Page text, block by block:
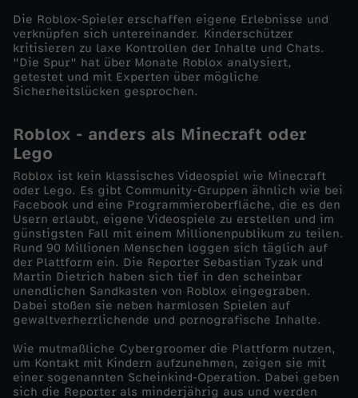
n
z
e
l
d
o
k
u
s
-
Die Roblox-Spieler erschaffen eigene Erlebnisse und
verknüpfen sich untereinander. Kinderschützer
kritisieren zu laxe Kontrollen der Inhalte und Chats.
"Die Spur" hat über Monate Roblox analysiert,
getestet und mit Experten über mögliche
Sicherheitslücken gesprochen.
Roblox - anders als Minecraft oder
Lego
Roblox ist kein klassisches Videospiel wie Minecraft
oder Lego. Es gibt Community-Gruppen ähnlich wie bei
Facebook und eine Programmieroberfläche, die es den
Usern erlaubt, eigene Videospiele zu erstellen und im
günstigsten Fall mit einem Millionenpublikum zu teilen.
Rund 90 Millionen Menschen loggen sich täglich auf
der Plattform ein. Die Reporter Sebastian Tyzak und
Martin Dietrich haben sich tief in den scheinbar
unendlichen Sandkasten von Roblox eingegraben.
Dabei stoßen sie neben harmlosen Spielen auf
gewaltverherrlichende und pornografische Inhalte.
Wie mutmaßliche Cybergroomer die Plattform nutzen,
um Kontakt mit Kindern aufzunehmen, zeigen sie mit
einer sogenannten Scheinkind-Operation. Dabei geben
sich die Reporter als minderjährig aus und werden